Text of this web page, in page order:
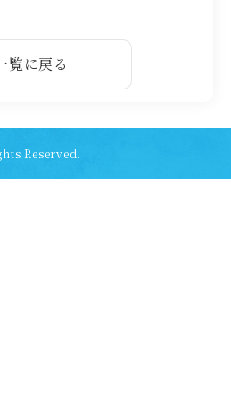
覧に戻る
Reserved.